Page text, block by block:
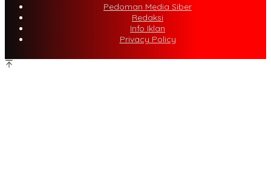
Pedoman Media Siber
Redaksi
Info Iklan
Privacy Policy